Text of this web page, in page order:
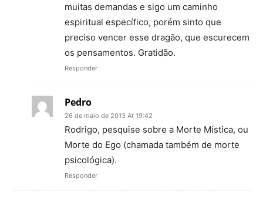
muitas demandas e sigo um caminho
espiritual específico, porém sinto que
preciso vencer esse dragão, que escurecem
os pensamentos. Gratidão.
Responder
Pedro
26 de maio de 2013 At 19:42
Rodrigo, pesquise sobre a Morte Mística, ou
Morte do Ego (chamada também de morte
psicológica).
Responder